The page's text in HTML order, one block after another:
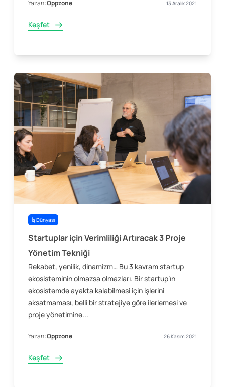
Yazan:Oppzone 13 Aralık 2021
Keşfet
İş Dünyası
Startuplar için Verimliliği Artıracak 3 Proje
Yönetim Tekniği
Rekabet, yenilik, dinamizm… Bu 3 kavram startup
ekosisteminin olmazsa olmazları. Bir startup’ın
ekosistemde ayakta kalabilmesi için işlerini
aksatmaması, belli bir stratejiye göre ilerlemesi ve
proje yönetimine...
Yazan:Oppzone 26 Kasım 2021
Keşfet